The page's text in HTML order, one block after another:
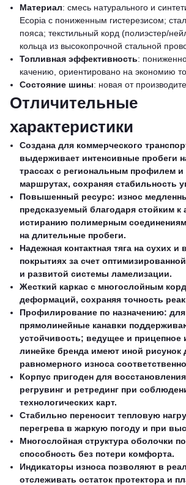
Материал: смесь натурального и
Ecopia с пониженным гистерезисом;
пояса; текстильный корд (полиэстер/
кольца из высокопрочной стальной
Топливная эффективность:
качению, ориентировано на экономию
Состояние шины: новая от
Отличительные
характеристики
Создана для коммерческого
выдерживает интенсивные пробеги
трассах с региональным профилем и
маршрутах, сохраняя стабильность
Повышенный ресурс: износ
предсказуемый благодаря стойким к
истиранию полимерным
на длительные пробеги.
Надежная контактная тяга на сухих и
покрытиях за счет
и развитой системы ламелизации.
Жесткий каркас с многослойным
деформаций, сохраняя точность
Профилирование по назначению:
прямолинейные канавки
устойчивость; ведущее и прицепное
линейке бренда имеют иной рисунок
равномерного износа
Корпус пригоден для
регрувинг и ретрединг при
технологических карт.
Стабильно переносит тепловую
перегрева в жаркую погоду и при
Многослойная структура оболочки
способность без потери комфорта.
Индикаторы износа позволяют в
отслеживать остаток протектора и